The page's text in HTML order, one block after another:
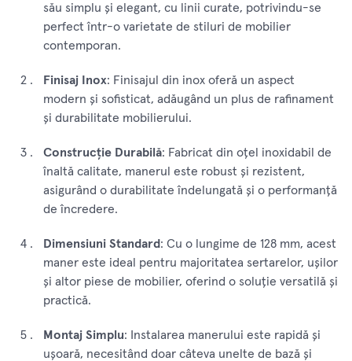
său simplu și elegant, cu linii curate, potrivindu-se
perfect într-o varietate de stiluri de mobilier
contemporan.
Finisaj Inox: Finisajul din inox oferă un aspect
modern și sofisticat, adăugând un plus de rafinament
și durabilitate mobilierului.
Construcție Durabilă: Fabricat din oțel inoxidabil de
înaltă calitate, manerul este robust și rezistent,
asigurând o durabilitate îndelungată și o performanță
de încredere.
Dimensiuni Standard: Cu o lungime de 128 mm, acest
maner este ideal pentru majoritatea sertarelor, ușilor
și altor piese de mobilier, oferind o soluție versatilă și
practică.
Montaj Simplu: Instalarea manerului este rapidă și
ușoară, necesitând doar câteva unelte de bază și